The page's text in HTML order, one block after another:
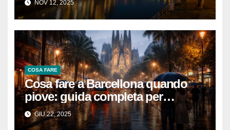
NOV 12, 2025
COSA FARE
Cosa fare a Barcellona quando
piove: guida completa per
giornate di pioggia nella capitale
catalana
GIU 22, 2025